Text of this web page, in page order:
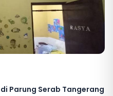
Parung Serab Tangerang